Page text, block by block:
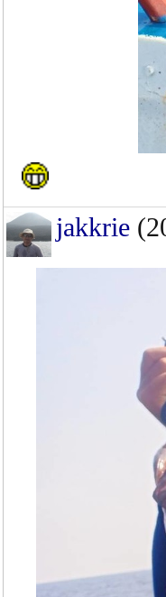
jakkrie